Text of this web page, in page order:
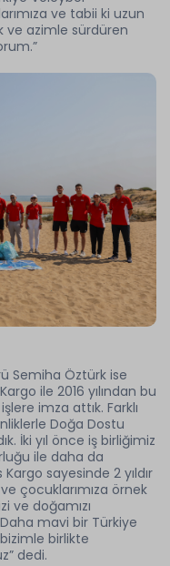
ve tabii ki uzun
ve azimle sürdüren
Semiha Öztürk ise
ile 2016 yılından bu
imza attık. Farklı
Doğa Dostu
İki yıl önce iş birliğimiz
ile daha da
sayesinde 2 yıldır
çocuklarımıza örnek
ve doğamızı
mavi bir Türkiye
birlikte
dedi.